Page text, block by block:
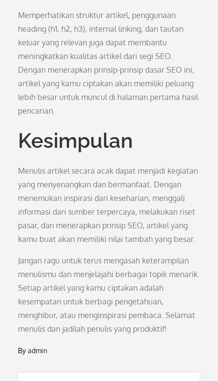
Memperhatikan struktur artikel, penggunaan
heading (h1, h2, h3), internal linking, dan tautan
keluar yang relevan juga dapat membantu
meningkatkan kualitas artikel dari segi SEO.
Dengan menerapkan prinsip-prinsip dasar SEO ini,
artikel yang kamu ciptakan akan memiliki peluang
lebih besar untuk muncul di halaman pertama hasil
pencarian.
Kesimpulan
Menulis artikel secara acak dapat menjadi kegiatan
yang menyenangkan dan bermanfaat. Dengan
menemukan inspirasi dari keseharian, menggali
informasi dari sumber terpercaya, melakukan riset
pasar, dan menerapkan prinsip SEO, artikel yang
kamu buat akan memiliki nilai tambah yang besar.
Jangan ragu untuk terus mengasah keterampilan
menulismu dan menjelajahi berbagai topik menarik.
Setiap artikel yang kamu ciptakan adalah
kesempatan untuk berbagi pengetahuan,
menghibur, atau menginspirasi pembaca. Selamat
menulis dan jadilah penulis yang produktif!
Byadmin